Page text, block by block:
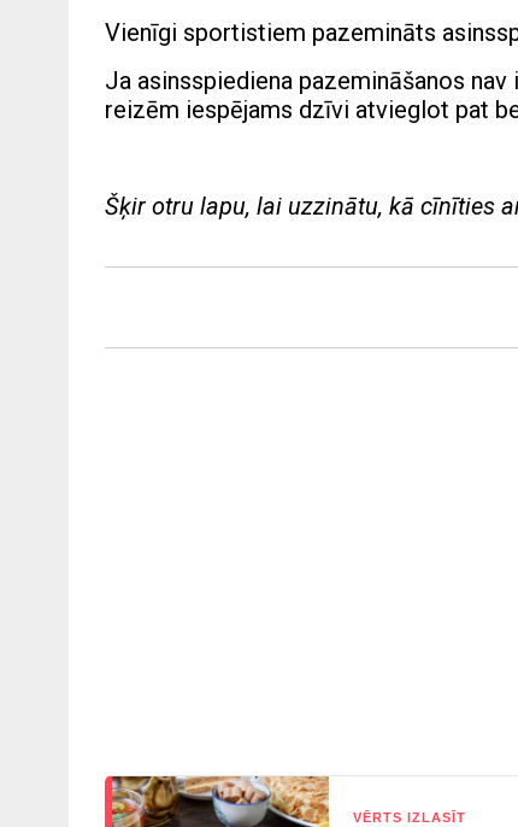
Vienīgi sportistiem pazemināts
Ja asinsspiediena pazemināšanos
reizēm iespējams dzīvi atvieglot pat
Šķir otru lapu, lai uzzinātu, kā cīnīties
VĒRTS IZLASĪT